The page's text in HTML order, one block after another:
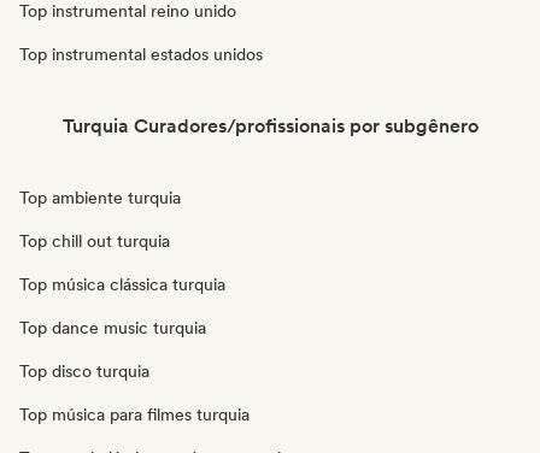
Top instrumental reino unido
Top instrumental estados unidos
Turquia Curadores/profissionais por subgênero
Top ambiente turquia
Top chill out turquia
Top música clássica turquia
Top dance music turquia
Top disco turquia
Top música para filmes turquia